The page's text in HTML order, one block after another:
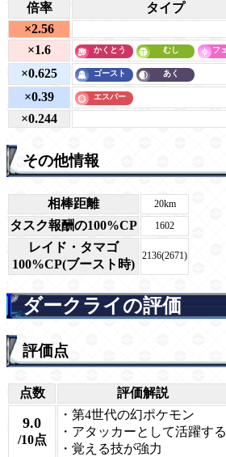
倍率
タイプ
×2.56
×1.6
×0.625
×0.39
×0.244
その他情報
相棒距離 20km
タスク報酬の100%CP 1602
レイド・タマゴ
100%CP(ブースト時)
2136(2671)
ダークライの評価
評価点
点数 評価解説
9.0
/10点
・第4世代の幻ポケモン
・アタッカーとして活躍する
・覚える技が強力